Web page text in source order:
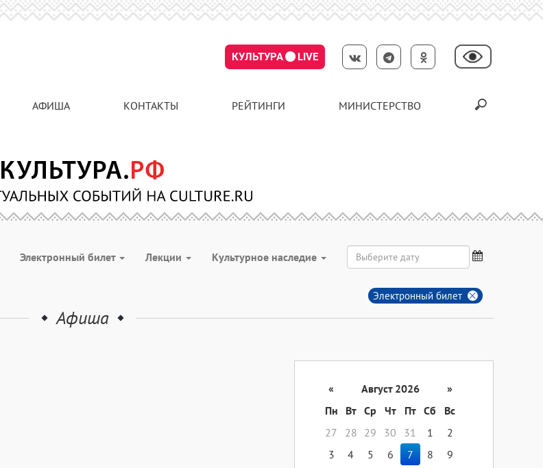
КУЛЬТУРА LIVE
АФИША КОНТАКТЫ РЕЙТИНГИ МИНИСТЕРСТВО
Электронный билет Лекции Культурное наследие
Электронный билет
Афиша
« Август 2026
»
Пн
Вт Ср Чт Пт Сб
Вс
27
28 29 30 31 1
2
3
4 5 6 7 8
9